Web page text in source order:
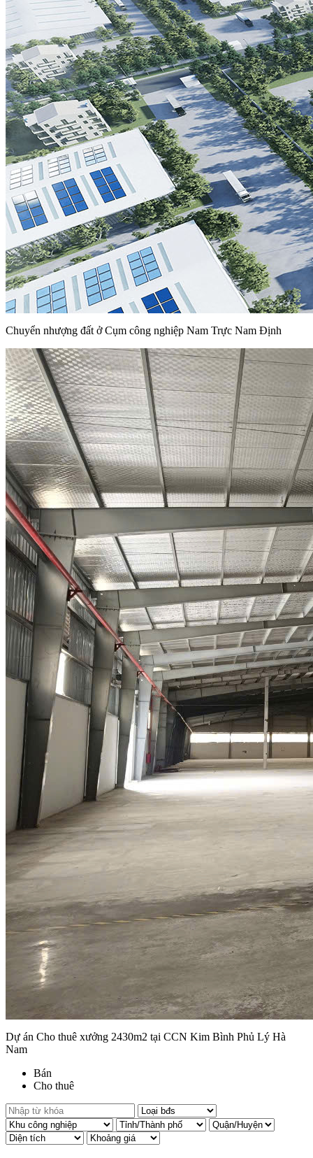
Chuyển nhượng đất ở Cụm công nghiệp Nam Trực Nam Định
Dự án Cho thuê xưởng 2430m2 tại CCN Kim Bình Phủ Lý Hà
Nam
Bán
Cho thuê